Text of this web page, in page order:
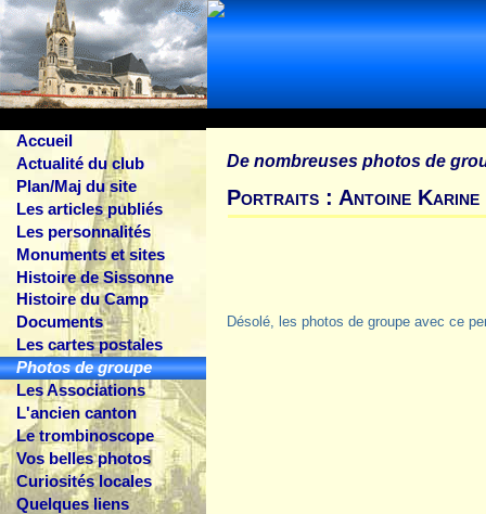
Accueil
Actualité du club
Plan/Maj du site
Les articles publiés
Les personnalités
Monuments et sites
Histoire de Sissonne
Histoire du Camp
Documents
Les cartes postales
Photos de groupe
Les Associations
L'ancien canton
Le trombinoscope
Vos belles photos
Curiosités locales
Quelques liens
De nombreuses photos de
Portraits : Antoine Karine
Désolé, les photos de groupe avec ce